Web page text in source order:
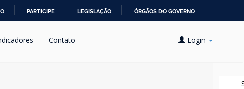
PARTICIPE LEGISLAÇÃO ÓRGÃOS DO GOVERNO
Contato Login